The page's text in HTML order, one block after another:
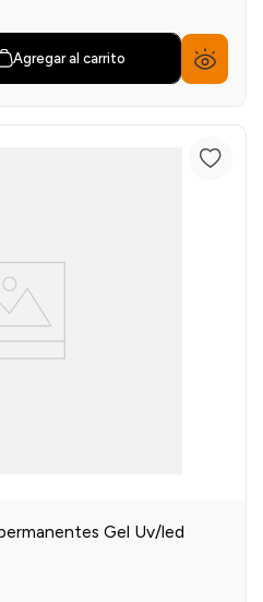
Agregar al carrito
Gel Uv/led